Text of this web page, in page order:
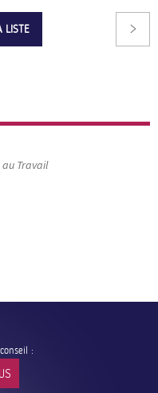
LISTE
au Travail
: